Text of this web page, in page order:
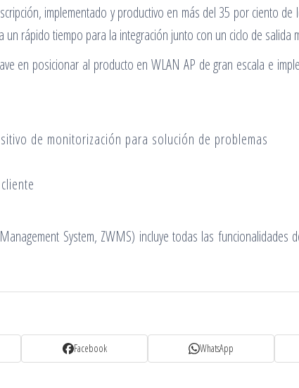
implementado y productivo en más del 35 por ciento
rápido tiempo para la integración junto con un ciclo de salida
en posicionar al producto en WLAN AP de gran escala e
de monitorización para solución de problemas
System, ZWMS) incluye todas las
Facebook WhatsApp